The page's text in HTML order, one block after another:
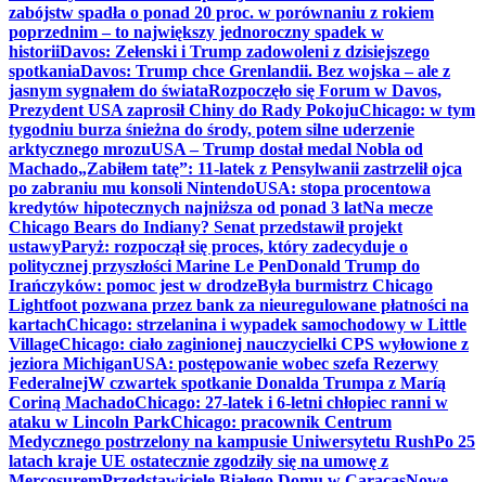
zabójstw spadła o ponad 20 proc. w porównaniu z rokiem
poprzednim – to największy jednoroczny spadek w
historiiDavos: Zełenski i Trump zadowoleni z dzisiejszego
spotkaniaDavos: Trump chce Grenlandii. Bez wojska – ale z
jasnym sygnałem do świataRozpoczęło się Forum w Davos,
Prezydent USA zaprosił Chiny do Rady PokojuChicago: w tym
tygodniu burza śnieżna do środy, potem silne uderzenie
arktycznego mrozuUSA – Trump dostał medal Nobla od
Machado„Zabiłem tatę”: 11-latek z Pensylwanii zastrzelił ojca
po zabraniu mu konsoli NintendoUSA: stopa procentowa
kredytów hipotecznych najniższa od ponad 3 latNa mecze
Chicago Bears do Indiany? Senat przedstawił projekt
ustawyParyż: rozpoczął się proces, który zadecyduje o
politycznej przyszłości Marine Le PenDonald Trump do
Irańczyków: pomoc jest w drodzeByła burmistrz Chicago
Lightfoot pozwana przez bank za nieuregulowane płatności na
kartachChicago: strzelanina i wypadek samochodowy w Little
VillageChicago: ciało zaginionej nauczycielki CPS wyłowione z
jeziora MichiganUSA: postępowanie wobec szefa Rezerwy
FederalnejW czwartek spotkanie Donalda Trumpa z Maríą
Coriną MachadoChicago: 27-latek i 6-letni chłopiec ranni w
ataku w Lincoln ParkChicago: pracownik Centrum
Medycznego postrzelony na kampusie Uniwersytetu RushPo 25
latach kraje UE ostatecznie zgodziły się na umowę z